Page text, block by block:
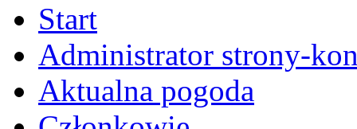
Start
Administrator strony-
Aktualna pogoda